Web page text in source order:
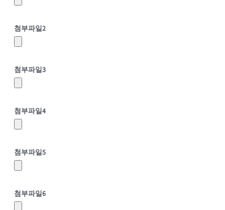
첨부파일2
첨부파일3
첨부파일4
첨부파일5
첨부파일6